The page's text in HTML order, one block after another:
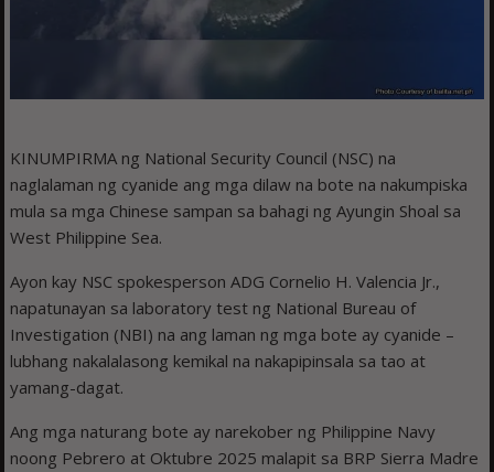
KINUMPIRMA ng National Security Council (NSC) na
naglalaman ng cyanide ang mga dilaw na bote na nakumpiska
mula sa mga Chinese sampan sa bahagi ng Ayungin Shoal sa
West Philippine Sea.
Ayon kay NSC spokesperson ADG Cornelio H. Valencia Jr.,
napatunayan sa laboratory test ng National Bureau of
Investigation (NBI) na ang laman ng mga bote ay cyanide –
lubhang nakalalasong kemikal na nakapipinsala sa tao at
yamang-dagat.
Ang mga naturang bote ay narekober ng Philippine Navy
noong Pebrero at Oktubre 2025 malapit sa BRP Sierra Madre